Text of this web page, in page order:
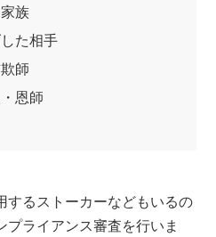
族
た相手
師
恩師
するストーカーなどもいるの
ライアンス審査を行いま